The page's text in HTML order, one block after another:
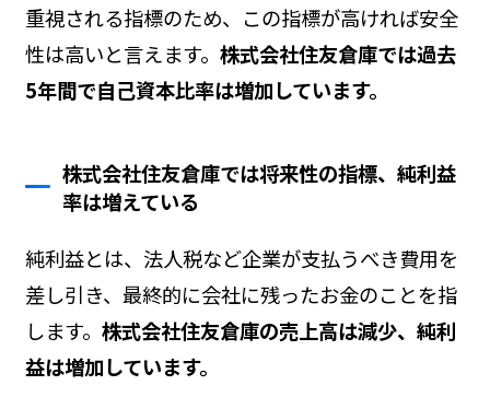
重視される指標のため、この指標が高ければ安全
性は高いと言えます。 株式会社住友倉庫では過去
5年間で自己資本比率は増加しています。
株式会社住友倉庫では将来性の指標、純利益
率は増えている
純利益とは、法人税など企業が支払うべき費用を
差し引き、最終的に会社に残ったお金のことを指
します。 株式会社住友倉庫の売上高は減少、純利
益は増加しています。